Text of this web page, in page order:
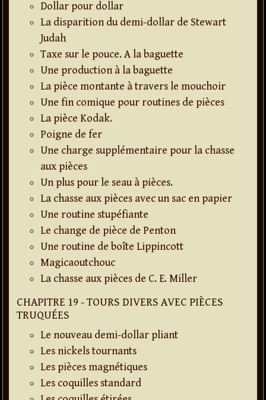
Dollar pour dollar
La disparition du demi-dollar de Stewart
Judah
Taxe sur le pouce. A la baguette
Une production à la baguette
La pièce montante à travers le mouchoir
Une fin comique pour routines de pièces
La pièce Kodak.
Poigne de fer
Une charge supplémentaire pour la chasse
aux pièces
Un plus pour le seau à pièces.
La chasse aux pièces avec un sac en papier
Une routine stupéfiante
Le change de pièce de Penton
Une routine de boîte Lippincott
Magicaoutchouc
La chasse aux pièces de C. E. Miller
CHAPITRE 19 - TOURS DIVERS AVEC PIÈCES
TRUQUÉES
Le nouveau demi-dollar pliant
Les nickels tournants
Les pièces magnétiques
Les coquilles standard